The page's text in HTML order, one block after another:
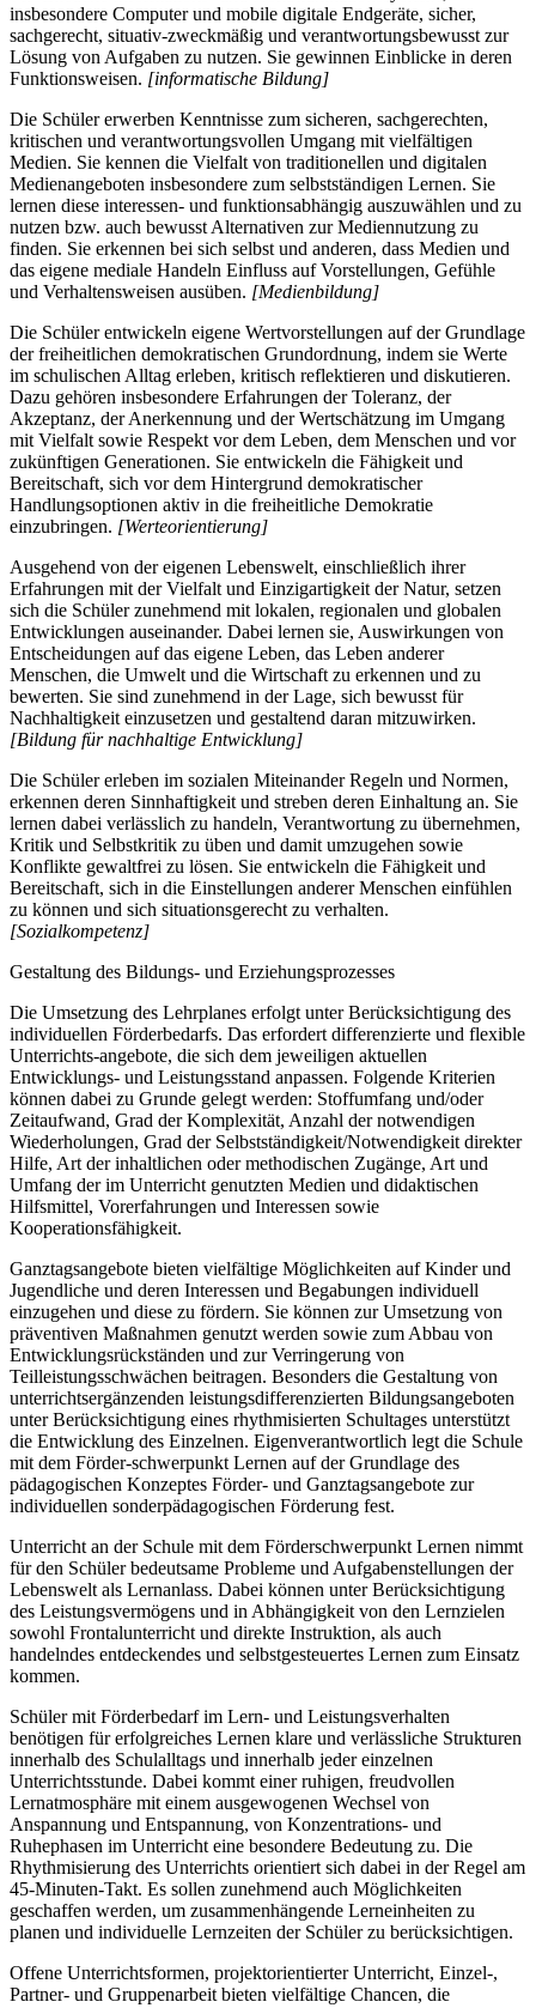
insbesondere Computer und mobile digitale Endgeräte, sicher,
sachgerecht, situativ-zweckmäßig und verantwortungsbewusst zur
Lösung von Aufgaben zu nutzen. Sie gewinnen Einblicke in deren
Funktionsweisen. [informatische Bildung]
Die Schüler erwerben Kenntnisse zum sicheren, sachgerechten,
kritischen und verantwortungsvollen Umgang mit vielfältigen
Medien. Sie kennen die Vielfalt von traditionellen und digitalen
Medienangeboten insbesondere zum selbstständigen Lernen. Sie
lernen diese interessen- und funktionsabhängig auszuwählen und zu
nutzen bzw. auch bewusst Alternativen zur Mediennutzung zu
finden. Sie erkennen bei sich selbst und anderen, dass Medien und
das eigene mediale Handeln Einfluss auf Vorstellungen, Gefühle
und Verhaltensweisen ausüben. [Medienbildung]
Die Schüler entwickeln eigene Wertvorstellungen auf der Grundlage
der freiheitlichen demokratischen Grundordnung, indem sie Werte
im schulischen Alltag erleben, kritisch reflektieren und diskutieren.
Dazu gehören insbesondere Erfahrungen der Toleranz, der
Akzeptanz, der Anerkennung und der Wertschätzung im Umgang
mit Vielfalt sowie Respekt vor dem Leben, dem Menschen und vor
zukünftigen Generationen. Sie entwickeln die Fähigkeit und
Bereitschaft, sich vor dem Hintergrund demokratischer
Handlungsoptionen aktiv in die freiheitliche Demokratie
einzubringen. [Werteorientierung]
Ausgehend von der eigenen Lebenswelt, einschließlich ihrer
Erfahrungen mit der Vielfalt und Einzigartigkeit der Natur, setzen
sich die Schüler zunehmend mit lokalen, regionalen und globalen
Entwicklungen auseinander. Dabei lernen sie, Auswirkungen von
Entscheidungen auf das eigene Leben, das Leben anderer
Menschen, die Umwelt und die Wirtschaft zu erkennen und zu
bewerten. Sie sind zunehmend in der Lage, sich bewusst für
Nachhaltigkeit einzusetzen und gestaltend daran mitzuwirken.
[Bildung für nachhaltige Entwicklung]
Die Schüler erleben im sozialen Miteinander Regeln und Normen,
erkennen deren Sinnhaftigkeit und streben deren Einhaltung an. Sie
lernen dabei verlässlich zu handeln, Verantwortung zu übernehmen,
Kritik und Selbstkritik zu üben und damit umzugehen sowie
Konflikte gewaltfrei zu lösen. Sie entwickeln die Fähigkeit und
Bereitschaft, sich in die Einstellungen anderer Menschen einfühlen
zu können und sich situationsgerecht zu verhalten.
[Sozialkompetenz]
Gestaltung des Bildungs- und Erziehungsprozesses
Die Umsetzung des Lehrplanes erfolgt unter Berücksichtigung des
individuellen Förderbedarfs. Das erfordert differenzierte und flexible
Unterrichts-angebote, die sich dem jeweiligen aktuellen
Entwicklungs- und Leistungsstand anpassen. Folgende Kriterien
können dabei zu Grunde gelegt werden: Stoffumfang und/oder
Zeitaufwand, Grad der Komplexität, Anzahl der notwendigen
Wiederholungen, Grad der Selbstständigkeit/Notwendigkeit direkter
Hilfe, Art der inhaltlichen oder methodischen Zugänge, Art und
Umfang der im Unterricht genutzten Medien und didaktischen
Hilfsmittel, Vorerfahrungen und Interessen sowie
Kooperationsfähigkeit.
Ganztagsangebote bieten vielfältige Möglichkeiten auf Kinder und
Jugendliche und deren Interessen und Begabungen individuell
einzugehen und diese zu fördern. Sie können zur Umsetzung von
präventiven Maßnahmen genutzt werden sowie zum Abbau von
Entwicklungsrückständen und zur Verringerung von
Teilleistungsschwächen beitragen. Besonders die Gestaltung von
unterrichtsergänzenden leistungsdifferenzierten Bildungsangeboten
unter Berücksichtigung eines rhythmisierten Schultages unterstützt
die Entwicklung des Einzelnen. Eigenverantwortlich legt die Schule
mit dem Förder-schwerpunkt Lernen auf der Grundlage des
pädagogischen Konzeptes Förder- und Ganztagsangebote zur
individuellen sonderpädagogischen Förderung fest.
Unterricht an der Schule mit dem Förderschwerpunkt Lernen nimmt
für den Schüler bedeutsame Probleme und Aufgabenstellungen der
Lebenswelt als Lernanlass. Dabei können unter Berücksichtigung
des Leistungsvermögens und in Abhängigkeit von den Lernzielen
sowohl Frontalunterricht und direkte Instruktion, als auch
handelndes entdeckendes und selbstgesteuertes Lernen zum Einsatz
kommen.
Schüler mit Förderbedarf im Lern- und Leistungsverhalten
benötigen für erfolgreiches Lernen klare und verlässliche Strukturen
innerhalb des Schulalltags und innerhalb jeder einzelnen
Unterrichtsstunde. Dabei kommt einer ruhigen, freudvollen
Lernatmosphäre mit einem ausgewogenen Wechsel von
Anspannung und Entspannung, von Konzentrations- und
Ruhephasen im Unterricht eine besondere Bedeutung zu. Die
Rhythmisierung des Unterrichts orientiert sich dabei in der Regel am
45-Minuten-Takt. Es sollen zunehmend auch Möglichkeiten
geschaffen werden, um zusammenhängende Lerneinheiten zu
planen und individuelle Lernzeiten der Schüler zu berücksichtigen.
Offene Unterrichtsformen, projektorientierter Unterricht, Einzel-,
Partner- und Gruppenarbeit bieten vielfältige Chancen, die